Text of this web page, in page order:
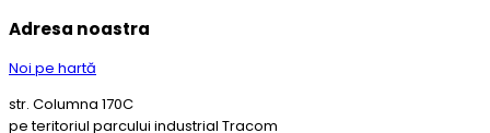
Adresa noastra
Noi pe hartă
str. Columna 170C
pe teritoriul parcului industrial Tracom